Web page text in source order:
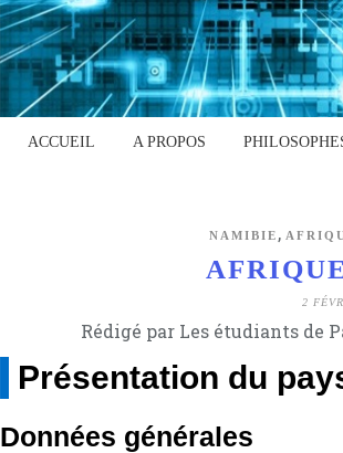
ACCUEIL A PROPOS
NAMIBIE ,
2
Rédigé par Les étudiants de
Présentation du
Données générales